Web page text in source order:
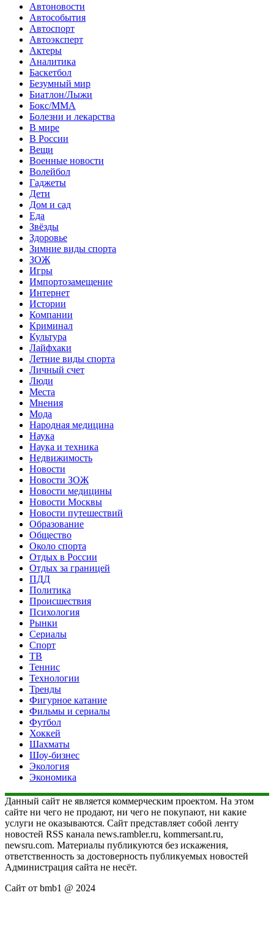
Автоновости
Автособытия
Автоспорт
Автоэксперт
Актеры
Аналитика
Баскетбол
Безумный мир
Биатлон/Лыжи
Бокс/MMA
Болезни и лекарства
В мире
В России
Вещи
Военные новости
Волейбол
Гаджеты
Дети
Дом и сад
Еда
Звёзды
Здоровье
Зимние виды спорта
ЗОЖ
Игры
Импортозамещение
Интернет
Истории
Компании
Криминал
Культура
Лайфхаки
Летние виды спорта
Личный счет
Люди
Места
Мнения
Мода
Народная медицина
Наука
Наука и техника
Недвижимость
Новости
Новости ЗОЖ
Новости медицины
Новости Москвы
Новости путешествий
Образование
Общество
Около спорта
Отдых в России
Отдых за границей
ПДД
Политика
Происшествия
Психология
Рынки
Сериалы
Спорт
ТВ
Теннис
Технологии
Тренды
Фигурное катание
Фильмы и сериалы
Футбол
Хоккей
Шахматы
Шоу-бизнес
Экология
Экономика
Данный сайт не является коммерческим проектом. На этом
сайте ни чего не продают, ни чего не покупают, ни какие
услуги не оказываются. Сайт представляет собой ленту
новостей RSS канала news.rambler.ru, kommersant.ru,
newsru.com. Материалы публикуются без искажения,
ответственность за достоверность публикуемых новостей
Администрация сайта не несёт.
Сайт от bmb1 @ 2024